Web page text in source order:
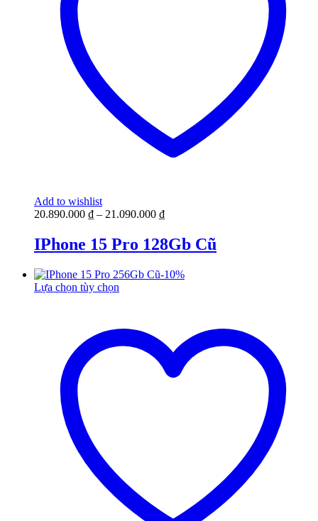
Add to wishlist
20.890.000 ₫ – 21.090.000 ₫
IPhone 15 Pro 128Gb Cũ
-10%
Lựa chọn tùy chọn